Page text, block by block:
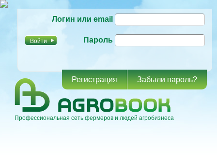
основному
Логин или email
Пароль
Регистрация Забыли пароль?
Профессиональная сеть фермеров и людей агробизнеса